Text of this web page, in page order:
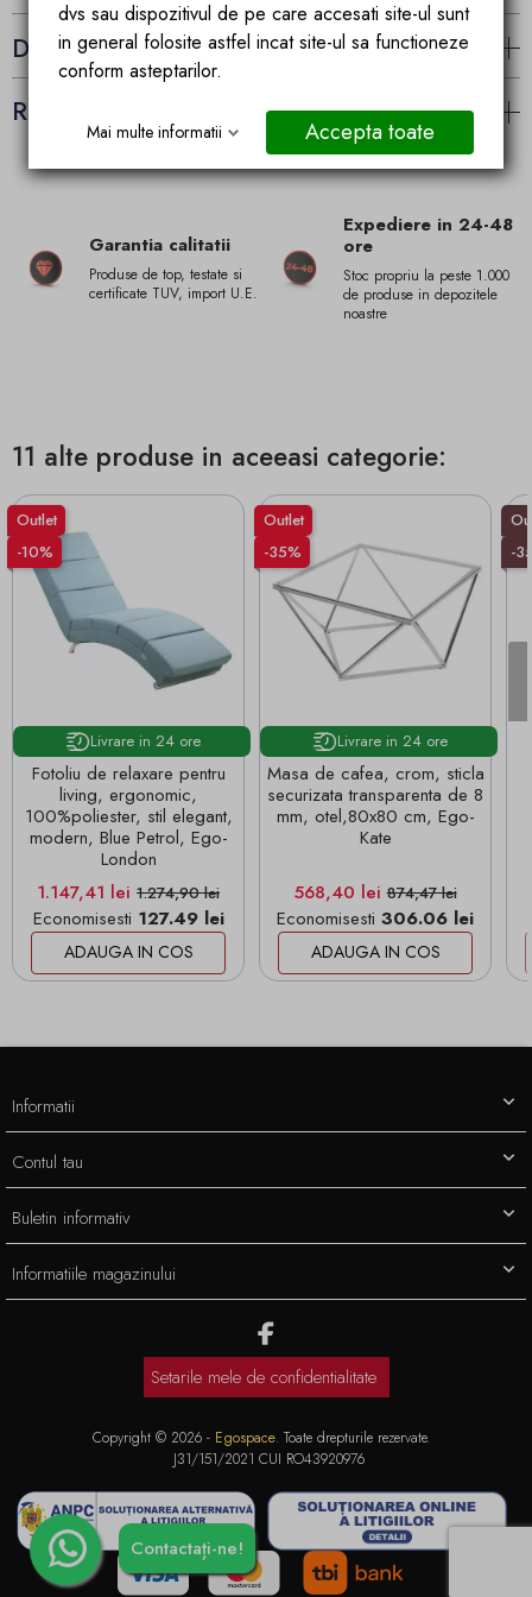
Detalii ale produsului
Recenzii (0)
Garantia calitatii
Produse de top, testate si
certificate TUV, import U.E.
Expediere in 24-48
ore
Stoc propriu la peste 1.000
de produse in depozitele
noastre
11 alte produse in aceeasi categorie:
Outlet
-10%
Livrare in 24 ore
Fotoliu de relaxare pentru
living, ergonomic,
100%poliester, stil elegant,
modern, Blue Petrol, Ego-
London
Pret
1.147,41 lei Pret de baza
1.274,90 lei
Economisesti 127.49 lei
ADAUGA IN COS
Outlet
-35%
Livrare in 24 ore
Masa de cafea, crom, sticla
securizata transparenta de 8
mm, otel,80x80 cm, Ego-
Kate
Pret
568,40 leiPret de baza
874,47 lei
Economisesti 306.06 lei
ADAUGA IN COS
-
Informatiile magazinului
Informatii
Contul tau
Buletin informativ
Setarile mele de confidentialitate
Copyright © 2026 - Egospace. Toate drepturile rezervate.
J31/151/2021 CUI RO43920976
Contactați-ne!
dvs sau dispozitivul de pe care accesati site-ul sunt
in general folosite astfel incat site-ul sa functioneze
conform asteptarilor.
Mai multe informatii Accepta toate